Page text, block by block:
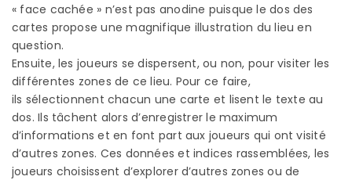
« face cachée » n’est pas anodine puisque le dos des
cartes propose une magnifique illustration du lieu en
question.
Ensuite, les joueurs se dispersent, ou non, pour visiter les
différentes zones de ce lieu. Pour ce faire,
ils sélectionnent chacun une carte et lisent le texte au
dos. Ils tâchent alors d’enregistrer le maximum
d’informations et en font part aux joueurs qui ont visité
d’autres zones. Ces données et indices rassemblées, les
joueurs choisissent d’explorer d’autres zones ou de